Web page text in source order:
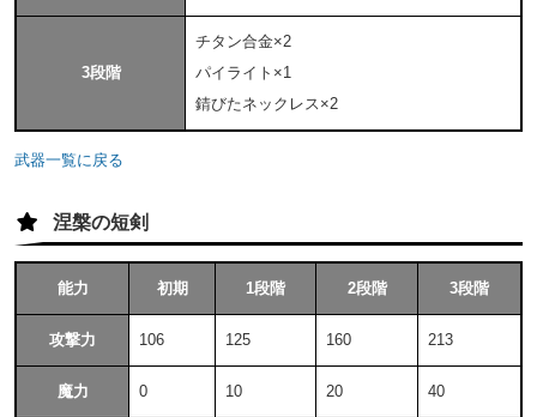
3段階
チタン合金×2
パイライト×1
錆びたネックレス×2
武器一覧に戻る
涅槃の短剣
能力 初期 1段階 2段階 3段階
攻撃力 106 125 160 213
魔力 0 10 20 40